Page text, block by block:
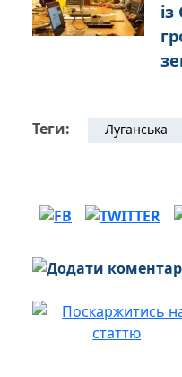
Теги: Луганська